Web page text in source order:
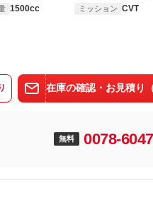
1500cc ミッション CVT
在庫の確認・お見積り（
無料 0078-